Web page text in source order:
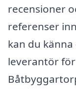
recensioner
referenser
kan du
leverantör